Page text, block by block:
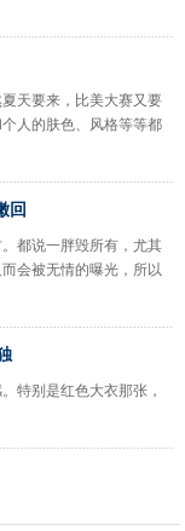
天要来，比美大赛又要
人的肤色、风格等等都
回
都说一胖毁所有，尤其
会被无情的曝光，所以
特别是红色大衣那张，